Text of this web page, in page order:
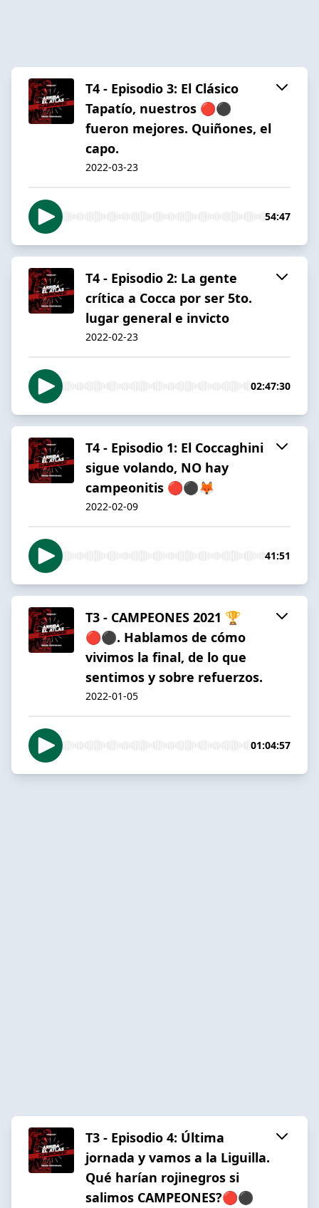
T4 - Episodio 3: El Clásico
Tapatío, nuestros 🔴⚫️
fueron mejores. Quiñones, el
capo.
2022-03-23
54:47
T4 - Episodio 2: La gente
crítica a Cocca por ser 5to.
lugar general e invicto
2022-02-23
02:47:30
T4 - Episodio 1: El Coccaghini
sigue volando, NO hay
campeonitis 🔴⚫️🦊
2022-02-09
41:51
T3 - CAMPEONES 2021 🏆
🔴⚫️. Hablamos de cómo
vivimos la final, de lo que
sentimos y sobre refuerzos.
2022-01-05
01:04:57
T3 - Episodio 4: Última
jornada y vamos a la Liguilla.
Qué harían rojinegros si
salimos CAMPEONES?🔴⚫️